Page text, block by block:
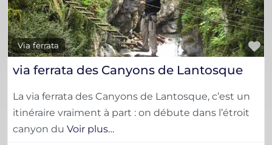
Via ferrata
via ferrata des Canyons de Lantosque
La via ferrata des Canyons de Lantosque, c’est un
itinéraire vraiment à part : on débute dans l’étroit
canyon du Voir plus…